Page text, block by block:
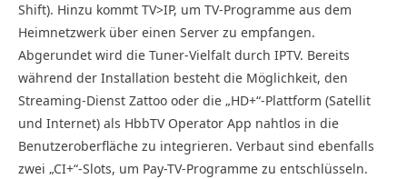
Shift). Hinzu kommt TV>IP, um TV-Programme aus dem
Heimnetzwerk über einen Server zu empfangen.
Abgerundet wird die Tuner-Vielfalt durch IPTV. Bereits
während der Installation besteht die Möglichkeit, den
Streaming-Dienst Zattoo oder die „HD+“-Plattform (Satellit
und Internet) als HbbTV Operator App nahtlos in die
Benutzeroberfläche zu integrieren. Verbaut sind ebenfalls
zwei „CI+“-Slots, um Pay-TV-Programme zu entschlüsseln.